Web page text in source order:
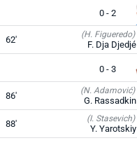
0 - 2
62' (H. Figueredo)
F. Dja Djedjé
0 - 3
86' (N. Adamović)
G. Rassadkin
88' (I. Stasevich)
Y. Yarotskiy